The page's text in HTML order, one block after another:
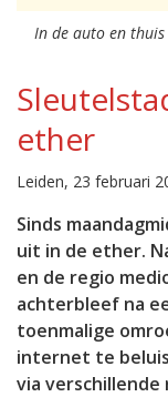
In de auto en
ether
Leiden, 23 februari
Sinds
uit in de ether.
en de regio
achterbleef na
toenmalige
internet te
via